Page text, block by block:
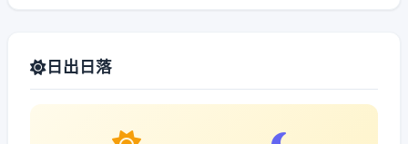
日出日落